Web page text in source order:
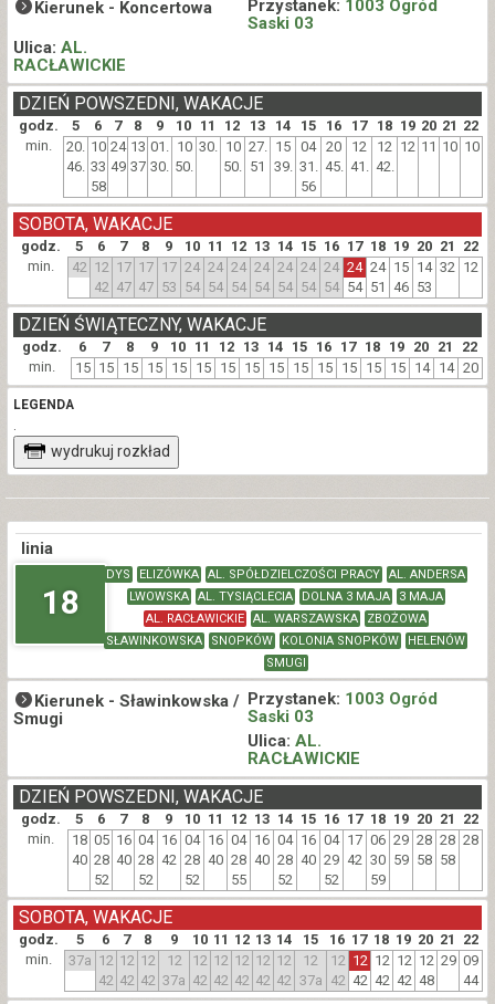
Kierunek - Koncertowa Przystanek: 1003 Ogród
Saski 03
Ulica: AL.
RACŁAWICKIE
godz. 5 6 7 8 9 10 11 12 13 14 15 16 17 18 19 20 21 22
DZIEŃ POWSZEDNI, WAKACJE
min.
20.
46.
10
33
58
24
49
13
37
01.
30.
10
50.
30.
10
50.
27.
51
15
39.
04
31.
56
20
45.
12
41.
12
42.
12 11 10 10
godz. 5 6 7 8 9 10 11 12 13 14 15 16 17 18 19 20 21 22
SOBOTA, WAKACJE
min. 42 12
42
17
47
17
47
17
53
24
54
24
54
24
54
24
54
24
54
24
54
24
54
24
54
24
51
15
46
14
53
32 12
godz. 6 7 8 9 10 11 12 13 14 15 16 17 18 19 20 21 22
DZIEŃ ŚWIĄTECZNY, WAKACJE
min. 15 15 15 15 15 15 15 15 15 15 15 15 15 15 14 14 20
LEGENDA
.
wydrukuj rozkład
linia
18
DYS ELIZÓWKA AL. SPÓŁDZIELCZOŚCI PRACY
AL. ANDERSA
LWOWSKA
AL. TYSIĄCLECIA DOLNA 3 MAJA
3 MAJA
AL. RACŁAWICKIE
AL. WARSZAWSKA
ZBOŻOWA
SŁAWINKOWSKA
SNOPKÓW KOLONIA SNOPKÓW
HELENÓW
SMUGI
Kierunek - Sławinkowska /
Smugi
Przystanek: 1003 Ogród
Saski 03
Ulica: AL.
RACŁAWICKIE
godz. 5 6 7 8 9 10 11 12 13 14 15 16 17 18 19 20 21 22
DZIEŃ POWSZEDNI, WAKACJE
min.
18
40
05
28
52
16
40
04
28
52
16
42
04
28
52
16
40
04
28
55
16
40
04
28
52
16
40
04
29
52
17
42
06
30
59
29
59
28
58
28
58
28
godz. 5 6 7 8 9 10 11 12 13 14 15 16 17 18 19 20 21 22
SOBOTA, WAKACJE
min. 37a 12
42
12
42
12
42
12
37a
12
42
12
42
12
42
12
42
12
42
12
37a
12
42
12
42
12
42
12
42
12
48
29 09
44